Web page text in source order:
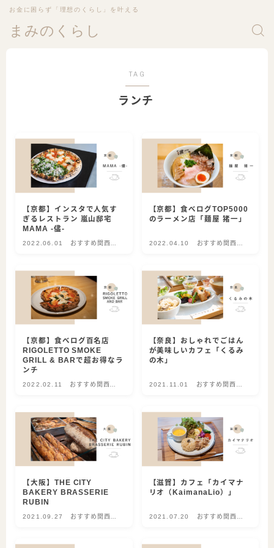
まみのくらし
お金に困らず「理想のくらし」を叶える
TAG
ランチ
【京都】インスタで人気す
ぎるレストラン 嵐山邸宅
MAMA -儘-
2022.06.01
おすすめ関西グ
【京都】食べログTOP5000
のラーメン店「麺屋 猪一」
2022.04.10
おすすめ関西グ
【京都】食べログ百名店
RIGOLETTO SMOKE
GRILL & BARで超お得なラ
ンチ
2022.02.11
おすすめ関西グ
【奈良】おしゃれでごはん
が美味しいカフェ「くるみ
の木」
2021.11.01
おすすめ関西グ
【大阪】THE CITY
BAKERY BRASSERIE
RUBIN
2021.09.27
おすすめ関西グ
【滋賀】カフェ「カイマナ
リオ（KaimanaLio）」
2021.07.20
おすすめ関西グ